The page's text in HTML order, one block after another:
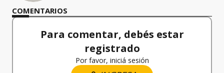
COMENTARIOS
Para comentar, debés estar
registrado
Por favor, iniciá sesión